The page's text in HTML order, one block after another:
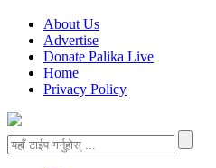
About Us
Advertise
Donate Palika Live
Home
Privacy Policy